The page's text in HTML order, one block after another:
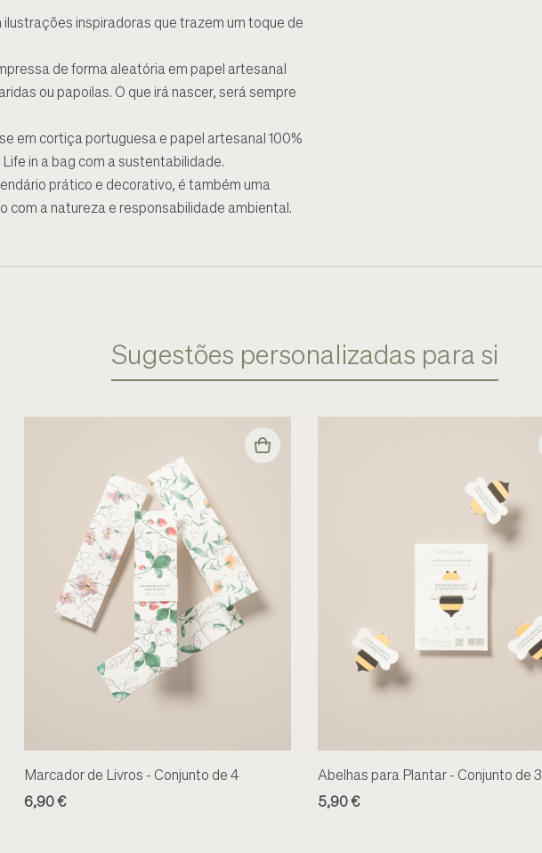
ilustrações inspiradoras que trazem um toque de
de forma aleatória em papel artesanal
ou papoilas. O que irá nascer, será sempre
em cortiça portuguesa e papel artesanal 100%
in a bag com a sustentabilidade.
prático e decorativo, é também uma
com a natureza e responsabilidade ambiental.
Sugestões personalizadas para si
Marcador de Livros - Conjunto de 4
6,90 €
Abelhas para Plantar - Conjunto de 3
5,90 €